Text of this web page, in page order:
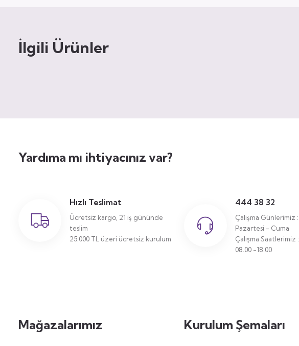
İlgili Ürünler
Yardıma mı ihtiyacınız var?
Hızlı Teslimat
Ücretsiz kargo, 21 iş gününde
teslim
25.000 TL üzeri ücretsiz kurulum
444 38 32
Çalışma Günlerimiz :
Pazartesi - Cuma
Çalışma Saatlerimiz :
08.00 -18.00
Mağazalarımız Kurulum Şemaları